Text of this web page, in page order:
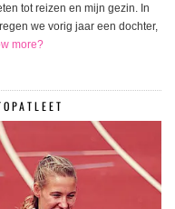
tot reizen en mijn gezin. In
we vorig jaar een dochter,
more?